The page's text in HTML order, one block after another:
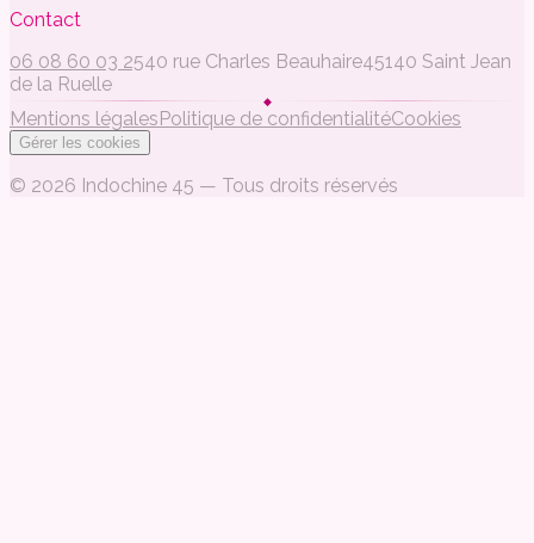
Contact
06 08 60 03 2540 rue Charles Beauhaire45140 Saint Jean
de la Ruelle
◆
Mentions légalesPolitique de confidentialitéCookies
Gérer les cookies
© 2026 Indochine 45 — Tous droits réservés